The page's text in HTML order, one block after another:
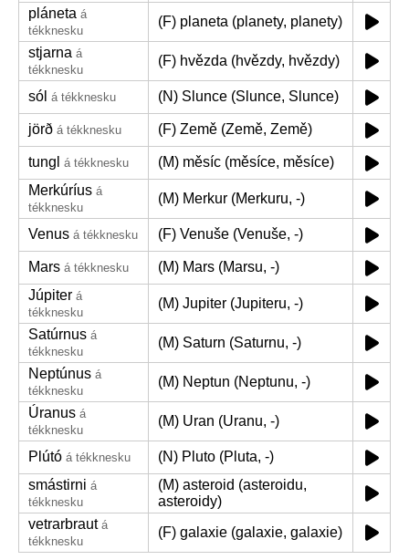
pláneta á
tékknesku
(F) planeta (planety, planety)
stjarna á
tékknesku
(F) hvězda (hvězdy, hvězdy)
sól á tékknesku (N) Slunce (Slunce, Slunce)
jörð á tékknesku (F) Země (Země, Země)
tungl á tékknesku
(M) měsíc (měsíce, měsíce)
Merkúríus á
tékknesku
(M) Merkur (Merkuru, -)
Venus á tékknesku (F) Venuše (Venuše, -)
Mars á tékknesku
(M) Mars (Marsu, -)
Júpiter á
tékknesku
(M) Jupiter (Jupiteru, -)
Satúrnus á
tékknesku
(M) Saturn (Saturnu, -)
Neptúnus á
tékknesku
(M) Neptun (Neptunu, -)
Úranus á
tékknesku
(M) Uran (Uranu, -)
Plútó á tékknesku
(N) Pluto (Pluta, -)
smástirni á
tékknesku
(M) asteroid (asteroidu,
asteroidy)
vetrarbraut á
tékknesku
(F) galaxie (galaxie, galaxie)